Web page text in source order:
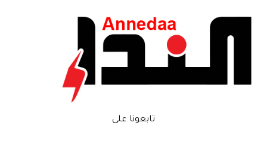
تابعونا على